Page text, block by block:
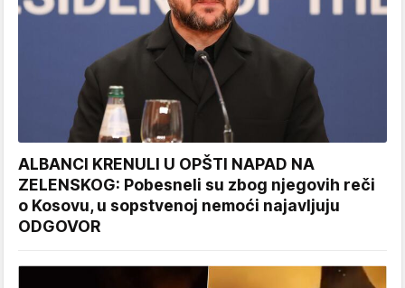
ALBANCI KRENULI U OPŠTI NAPAD NA
ZELENSKOG: Pobesneli su zbog njegovih reči
o Kosovu, u sopstvenoj nemoći najavljuju
ODGOVOR